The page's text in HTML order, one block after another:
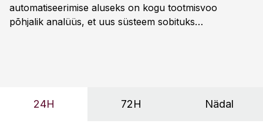
automatiseerimise aluseks on kogu tootmisvoo
põhjalik analüüs, et uus süsteem sobituks
OÜ tegevjuht Sander Mitendorf.
24H 72H Nädal